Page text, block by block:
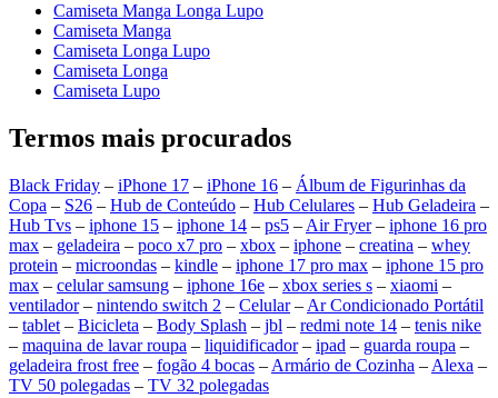
Camiseta Manga Longa Lupo
Camiseta Manga
Camiseta Longa Lupo
Camiseta Longa
Camiseta Lupo
Termos mais procurados
Black Friday – iPhone 17 – iPhone 16 – Álbum de Figurinhas da
Copa – S26 – Hub de Conteúdo – Hub Celulares – Hub Geladeira –
Hub Tvs – iphone 15 – iphone 14 – ps5 – Air Fryer– iphone 16 pro
max – geladeira – poco x7 pro – xbox – iphone – creatina – whey
protein – microondas – kindle – iphone 17 pro max – iphone 15 pro
max – celular samsung – iphone 16e – xbox series s – xiaomi –
ventilador– nintendo switch 2 – Celular– Ar Condicionado Portátil
– tablet – Bicicleta – Body Splash – jbl – redmi note 14 – tenis nike
– maquina de lavar roupa – liquidificador– ipad – guarda roupa –
geladeira frost free – fogão 4 bocas – Armário de Cozinha – Alexa –
TV 50 polegadas – TV 32 polegadas